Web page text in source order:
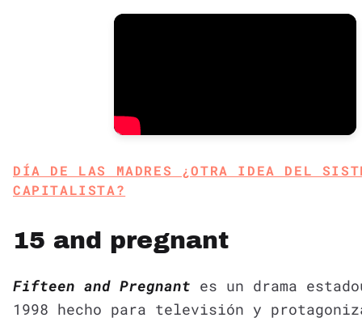
DÍA DE LAS MADRES ¿OTRA IDEA DEL
CAPITALISTA?
15 and pregnant
Fifteen and Pregnant es un drama
1998 hecho para televisión y